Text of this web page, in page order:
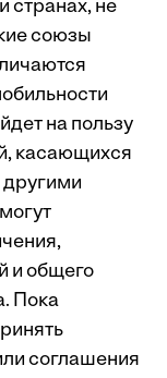
странах, не
союзы
на пользу
касающихся
и общего
Пока
соглашения